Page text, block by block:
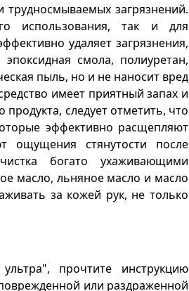
загрязнений.
использования, так и для
удаляет загрязнения,
смола, полиуретан,
пыль, но и не наносит вред
имеет приятный запах и
следует отметить, что
эффективно расщепляют
ощущения стянутости после
богато ухаживающими
масло, льняное масло и масло
за кожей рук, не только
прочтите инструкцию
или раздраженной